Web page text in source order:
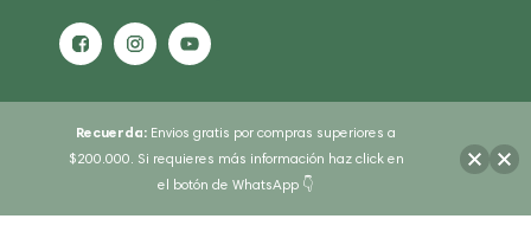
Recuerda: Envios gratis por compras superiores a
$200.000. Si requieres más información haz click en
el botón de WhatsApp 👇